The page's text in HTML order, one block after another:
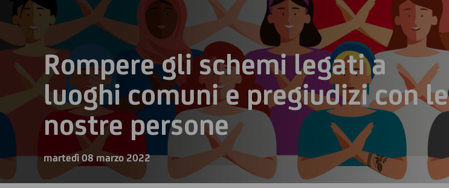
Rompere gli schemi legati a
luoghi comuni e pregiudizi con le
nostre persone
martedì 08 marzo 2022